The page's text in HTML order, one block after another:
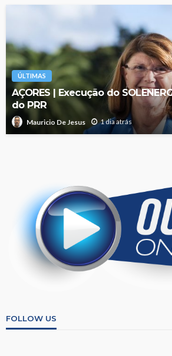
ÚLTIMAS
AÇORES | Execução do
do PRR
Mauricio De Jesus 1 dia atrás
FOLLOW US